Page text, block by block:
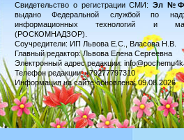
Свидетельство о регистрации СМИ: Эл
выдано Федеральной службой по
информационных технологий и
(РОСКОМНАДЗОР).
Соучредители: ИП Львова Е.С., Власова Н.В.
Главный редактор: Львова Елена Сергеевна
Электронный адрес редакции:
Телефон редакции: +79277797310
Информация на сайте обновлена: 09.08.2026